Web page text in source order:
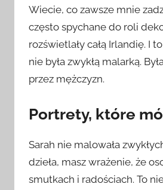
Wiecie, co zawsze mnie
często spychane do roli
rozświetlały całą Irlandię. I
nie była zwykłą malarką.
przez mężczyzn.
Portrety, które
Sarah nie malowała
dzieła, masz wrażenie, że
smutkach i radościach. To